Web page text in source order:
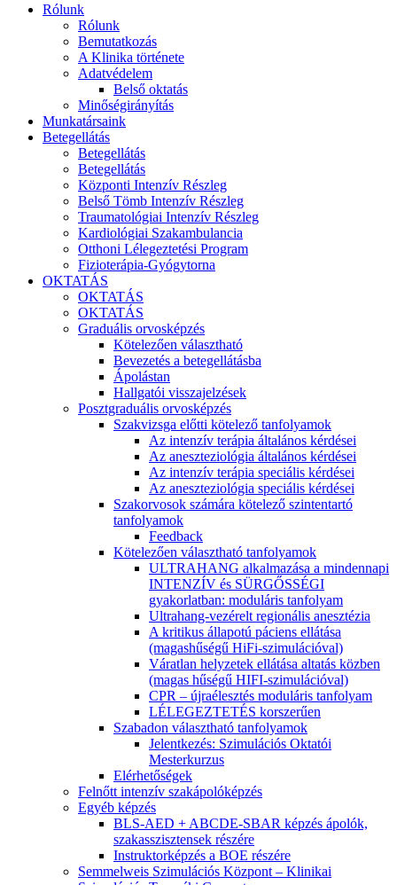
Rólunk
Rólunk
Bemutatkozás
A Klinika története
Adatvédelem
Belső oktatás
Minőségirányítás
Munkatársaink
Betegellátás
Betegellátás
Betegellátás
Központi Intenzív Részleg
Belső Tömb Intenzív Részleg
Traumatológiai Intenzív Részleg
Kardiológiai Szakambulancia
Otthoni Lélegeztetési Program
Fizioterápia-Gyógytorna
OKTATÁS
OKTATÁS
OKTATÁS
Graduális orvosképzés
Kötelezően választható
Bevezetés a betegellátásba
Ápolástan
Hallgatói visszajelzések
Posztgraduális orvosképzés
Szakvizsga előtti kötelező tanfolyamok
Az intenzív terápia általános kérdései
Az aneszteziológia általános kérdései
Az intenzív terápia speciális kérdései
Az aneszteziológia speciális kérdései
Szakorvosok számára kötelező szintentartó
tanfolyamok
Feedback
Kötelezően választható tanfolyamok
ULTRAHANG alkalmazása a mindennapi
INTENZÍV és SÜRGŐSSÉGI
gyakorlatban: moduláris tanfolyam
Ultrahang-vezérelt regionális anesztézia
A kritikus állapotú páciens ellátása
(magashűségű HiFi-szimulációval)
Váratlan helyzetek ellátása altatás közben
(magas hűségű HIFI-szimulációval)
CPR – újraélesztés moduláris tanfolyam
LÉLEGEZTETÉS korszerűen
Szabadon választható tanfolyamok
Jelentkezés: Szimulációs Oktatói
Mesterkurzus
Elérhetőségek
Felnőtt intenzív szakápolóképzés
Egyéb képzés
BLS-AED + ABCDE-SBAR képzés ápolók,
szakasszisztensek részére
Instruktorképzés a BOE részére
Semmelweis Szimulációs Központ – Klinikai